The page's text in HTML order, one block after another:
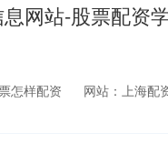
息网站-股票配资
怎样配资 网站：上海配